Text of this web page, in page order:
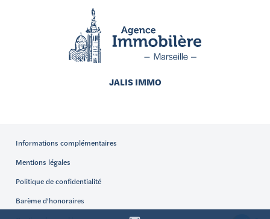
JALIS IMMO
Informations complémentaires
Mentions légales
Politique de confidentialité
Barème d'honoraires